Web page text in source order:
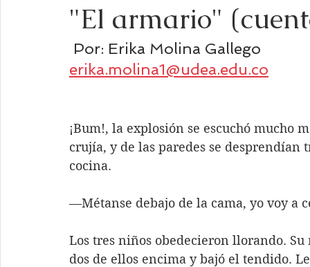
Lectura recomendada Traducción Opinión
"El armario"
Por: Erika Molina Gallego
erika.molina1@udea.edu.co
¡Bum!, la explosión se escuchó mucho
crujía, y de las paredes se desprendían
cocina.
—Métanse debajo de la cama, yo voy a
Los tres niños obedecieron llorando.
dos de ellos encima y bajó el tendido.